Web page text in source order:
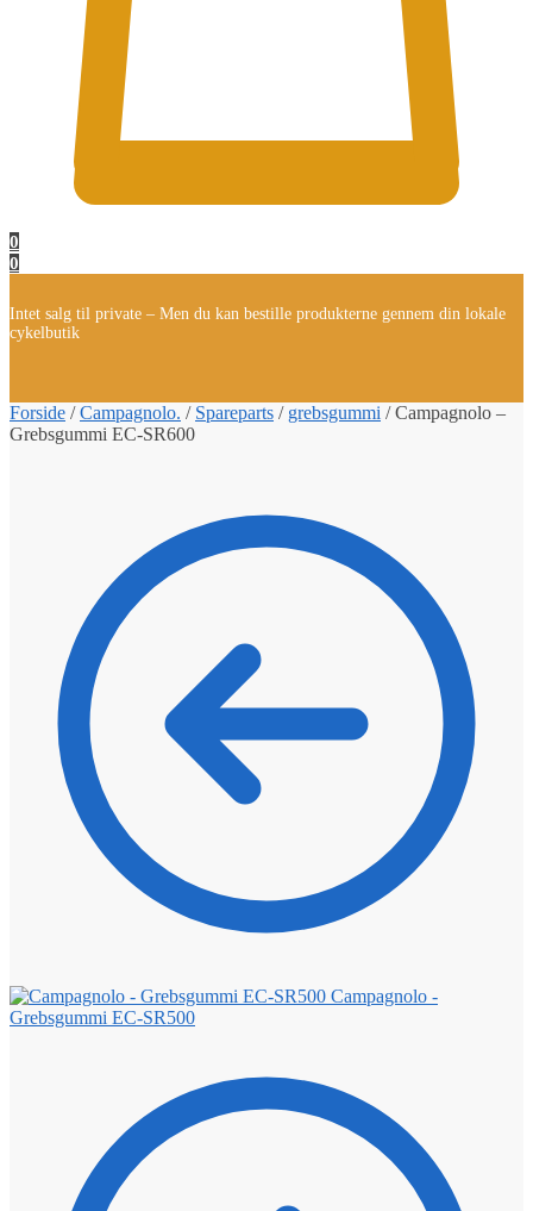
0
0
Intet salg til private – Men du kan bestille produkterne gennem din lokale
cykelbutik
Forside /Campagnolo. / Spareparts / grebsgummi /Campagnolo –
Grebsgummi EC-SR600
Campagnolo -
Grebsgummi EC-SR500